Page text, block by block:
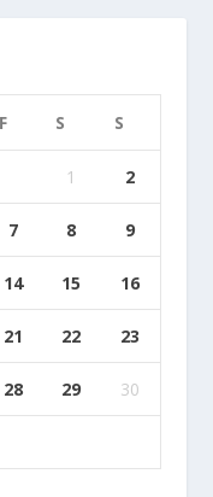
F S S
1 2
7 8 9
14 15 16
21 22 23
28 29 30